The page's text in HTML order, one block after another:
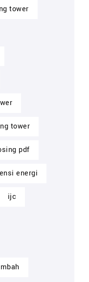
tower
tower
pdf
energi
ijc